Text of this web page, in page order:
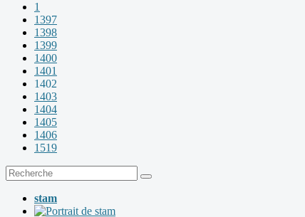
1
1397
1398
1399
1400
1401
1402
1403
1404
1405
1406
1519
stam